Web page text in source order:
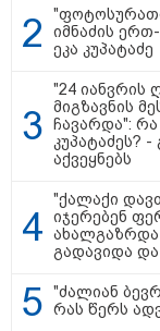
რას
იმნაძის
ეკა კუპატაძე
"24 იანვრის
მიგზავნის
ჩავარდა": რა
კუპატაძეს?
აქვეყნებს
"ქალაქი
იჯერებენ
გადავიდა
"ძალიან
რას წერს